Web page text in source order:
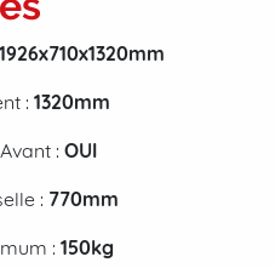
1926x710x1320mm
: 1320mm
: OUI
: 770mm
: 150kg